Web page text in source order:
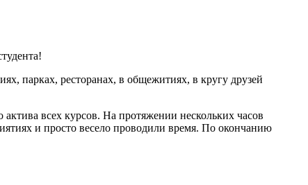
парках, ресторанах, в общежитиях, в кругу друзей
актива всех курсов. На протяжении нескольких часов
и просто весело проводили время. По окончанию